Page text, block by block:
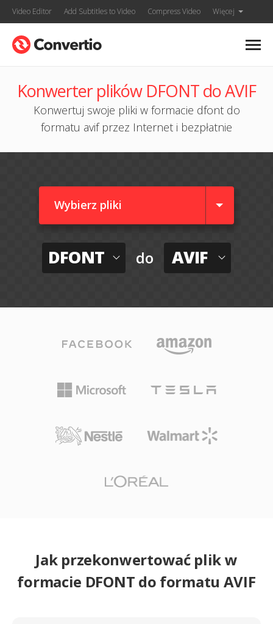
Video Editor Add Subtitles to Video Compress Video Więcej
Konwerter plików DFONT do AVIF
Konwertuj swoje pliki w formacie dfont do
formatu avif przez Internet i bezpłatnie
Wybierz pliki
DFONT do AVIF
Jak przekonwertować plik w
formacie DFONT do formatu AVIF